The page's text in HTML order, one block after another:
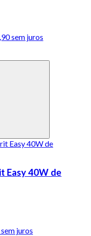
sem juros
Easy 40W de
juros